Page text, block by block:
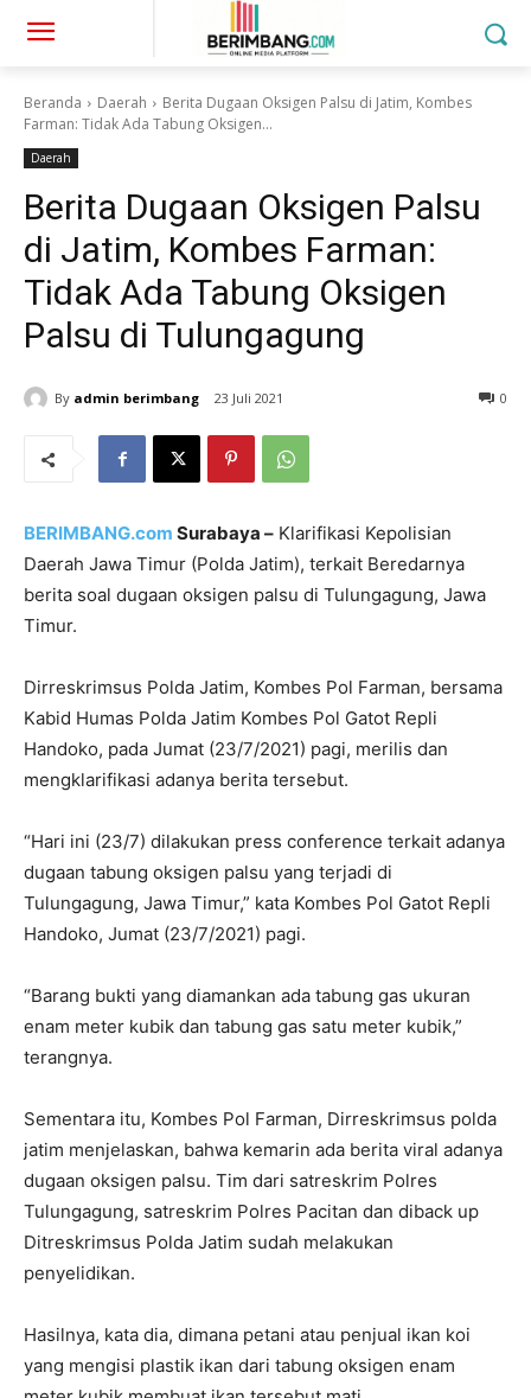
Beranda Daerah
Berita Dugaan Oksigen Palsu di Jatim, Kombes
Farman: Tidak Ada Tabung Oksigen...
Daerah
Berita Dugaan Oksigen Palsu
di Jatim, Kombes Farman:
Tidak Ada Tabung Oksigen
Palsu di Tulungagung
By admin berimbang 23 Juli 2021 0
BERIMBANG.com Surabaya – Klarifikasi Kepolisian
Daerah Jawa Timur (Polda Jatim), terkait Beredarnya
berita soal dugaan oksigen palsu di Tulungagung, Jawa
Timur.
Dirreskrimsus Polda Jatim, Kombes Pol Farman, bersama
Kabid Humas Polda Jatim Kombes Pol Gatot Repli
Handoko, pada Jumat (23/7/2021) pagi, merilis dan
mengklarifikasi adanya berita tersebut.
“Hari ini (23/7) dilakukan press conference terkait adanya
dugaan tabung oksigen palsu yang terjadi di
Tulungagung, Jawa Timur,” kata Kombes Pol Gatot Repli
Handoko, Jumat (23/7/2021) pagi.
“Barang bukti yang diamankan ada tabung gas ukuran
enam meter kubik dan tabung gas satu meter kubik,”
terangnya.
Sementara itu, Kombes Pol Farman, Dirreskrimsus polda
jatim menjelaskan, bahwa kemarin ada berita viral adanya
dugaan oksigen palsu. Tim dari satreskrim Polres
Tulungagung, satreskrim Polres Pacitan dan diback up
Ditreskrimsus Polda Jatim sudah melakukan
penyelidikan.
Hasilnya, kata dia, dimana petani atau penjual ikan koi
yang mengisi plastik ikan dari tabung oksigen enam